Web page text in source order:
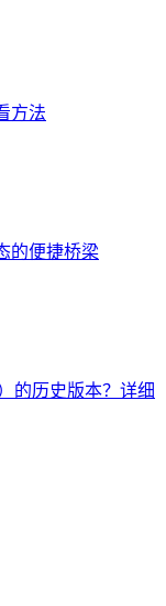
方法
的便捷桥梁
的历史版本？详细